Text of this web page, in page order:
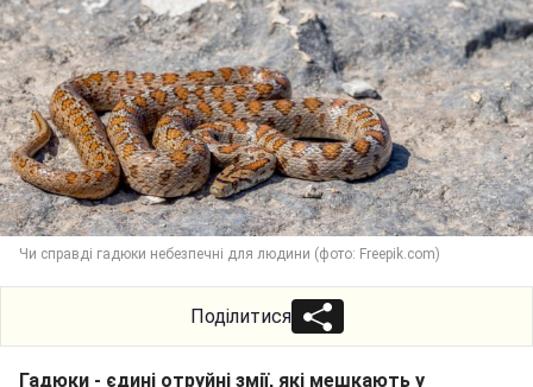
Чи справді гадюки небезпечні для людини (фото: Freepik.com)
Поділитися
Гадюки - єдині отруйні змії, які мешкають у